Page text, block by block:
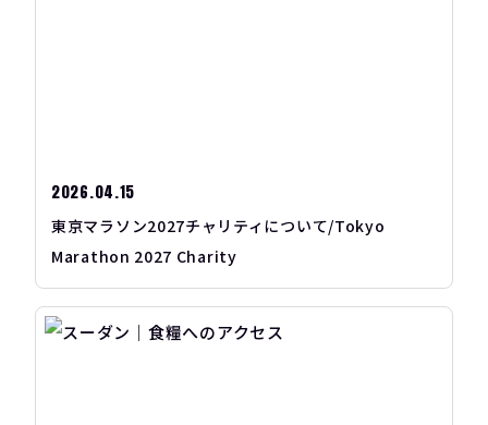
2026.04.15
東京マラソン2027チャリティについて/Tokyo
Marathon 2027 Charity